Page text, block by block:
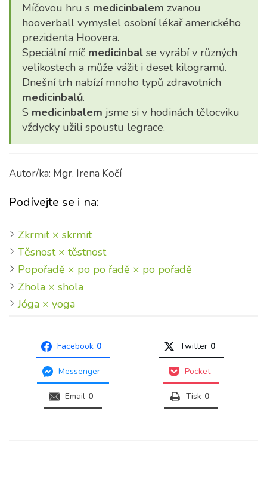
Míčovou hru s medicinbalem zvanou
hooverball vymyslel osobní lékař amerického
prezidenta Hoovera.
Speciální míč medicinbal se vyrábí v různých
velikostech a může vážit i deset kilogramů.
Dnešní trh nabízí mnoho typů zdravotních
medicinbalů.
S medicinbalem jsme si v hodinách tělocviku
vždycky užili spoustu legrace.
Autor/ka: Mgr. Irena Kočí
Podívejte se i na:
Zkrmit × skrmit
Těsnost × těstnost
Popořadě × po po řadě × po pořadě
Zhola × shola
Jóga × yoga
Facebook 0 Twitter 0
Messenger Pocket
Email 0 Tisk 0